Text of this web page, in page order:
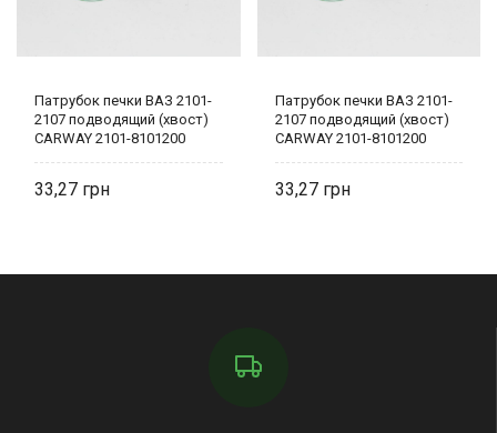
Патрубок печки ВАЗ 2101-
2107 подводящий (хвост)
CARWAY 2101-8101200
33,27
Патрубок печки ВАЗ 2101-
2107 подводящий (хвост)
CARWAY 2101-8101200
33,27